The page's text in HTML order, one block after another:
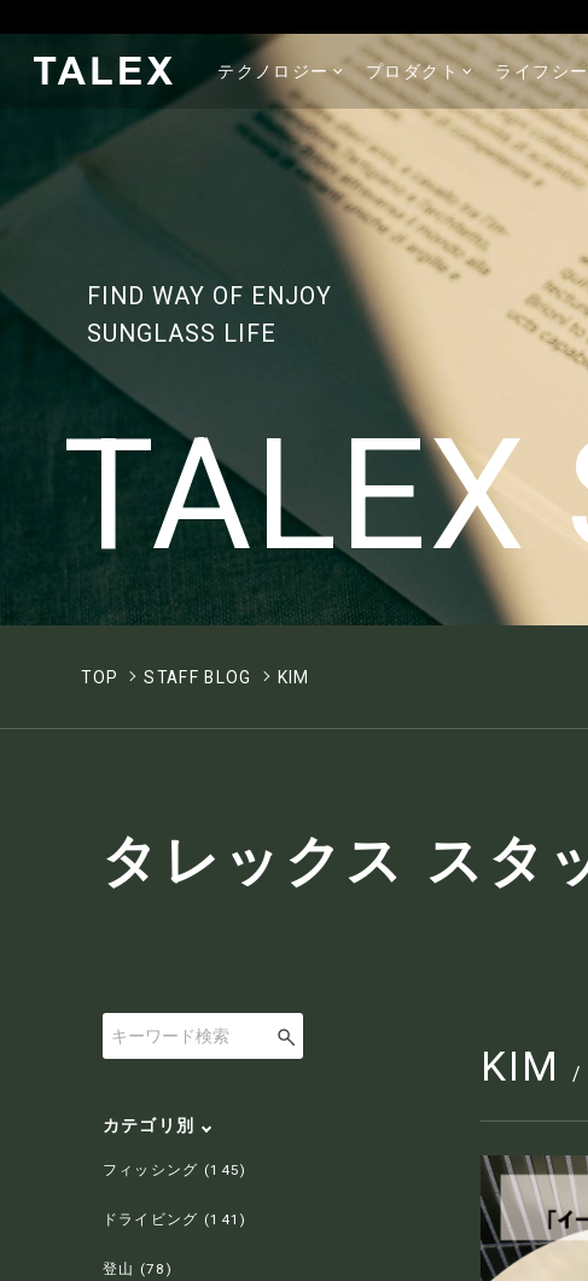
テクノロジー プロダクト ライフシ
FIND WAY OF ENJOY
SUNGLASS LIFE
TALEX
TOP STAFF BLOG KIM
タレックス スタ
カテゴリ別
フィッシング (145)
ドライビング (141)
登山 (78)
KIM /